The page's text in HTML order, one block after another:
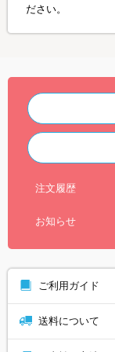
ださい。
注文履歴
お知らせ
ご利用ガイド
送料について